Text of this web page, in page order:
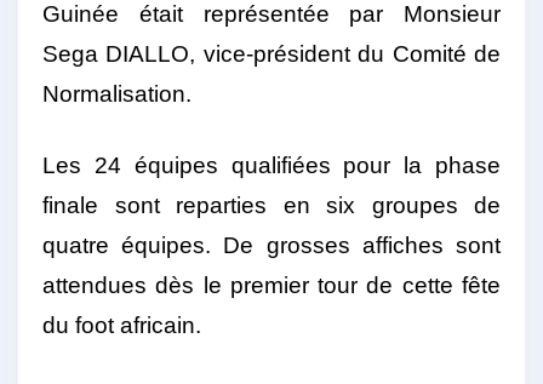
Guinée était représentée par Monsieur
Sega DIALLO, vice-président du Comité de
Normalisation.
Les 24 équipes qualifiées pour la phase
finale sont reparties en six groupes de
quatre équipes. De grosses affiches sont
attendues dès le premier tour de cette fête
du foot africain.